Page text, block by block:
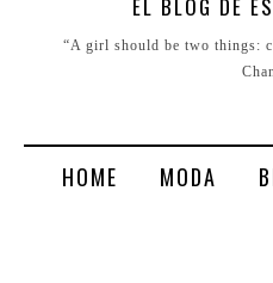
EL BLOG DE
“A girl should be two things:
HOME MODA